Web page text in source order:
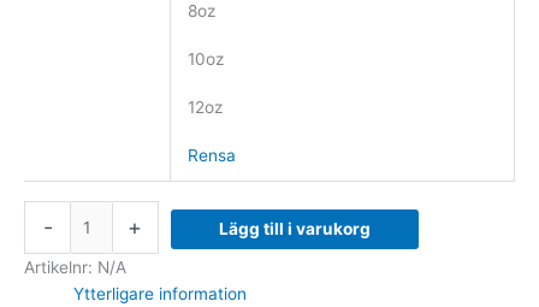
8oz
10oz
12oz
Rensa
- + Lägg till i varukorg
Artikelnr: N/A
Ytterligare information